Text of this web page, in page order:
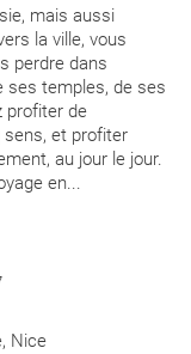
mais aussi
la ville, vous
perdre dans
ses temples, de ses
profiter de
sens, et profiter
au jour le jour.
en...
Nice